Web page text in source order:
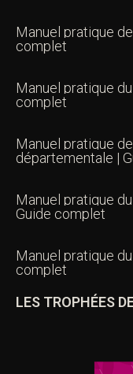
Manuel pratique
complet
Manuel pratique
complet
Manuel pratique
départementale |
Manuel pratique
Guide complet
Manuel pratique
complet
LES TROPHÉES